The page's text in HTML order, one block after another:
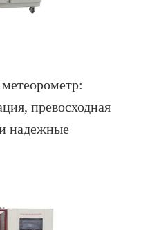
превосходная
надежные